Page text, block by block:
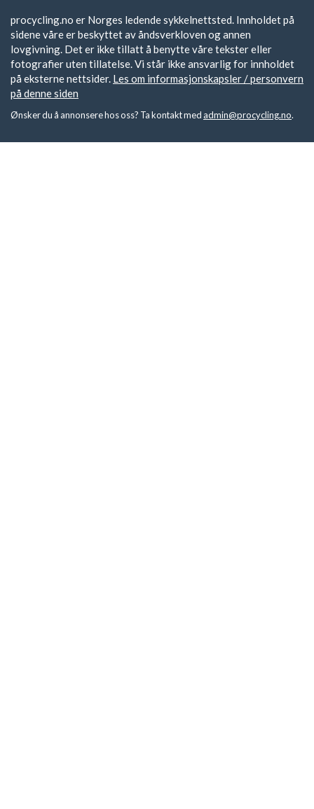
procycling.no er Norges ledende sykkelnettsted. Innholdet på
sidene våre er beskyttet av åndsverkloven og annen
lovgivning. Det er ikke tillatt å benytte våre tekster eller
fotografier uten tillatelse. Vi står ikke ansvarlig for innholdet
på eksterne nettsider. Les om informasjonskapsler / personvern
på denne siden
Ønsker du å annonsere hos oss? Ta kontakt medadmin@procycling.no.